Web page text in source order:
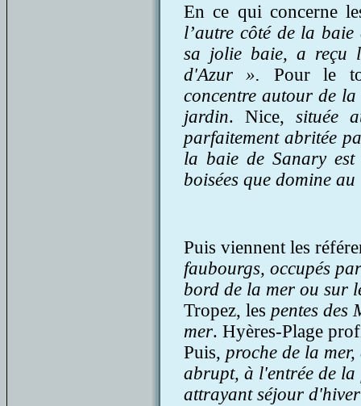
En ce qui concerne
l’autre côté de la
sa jolie baie, a reçu
d'Azur ». Pour le
concentre autour de
jardin. Nice, située
parfaitement abritée
la baie de Sanary
boisées que domine
Puis viennent les
faubourgs, occupés
bord de la mer ou sur
Tropez, les pentes des
mer. Hyères-Plage
Puis, proche de la
abrupt, à l'entrée de la
attrayant séjour d'hiver